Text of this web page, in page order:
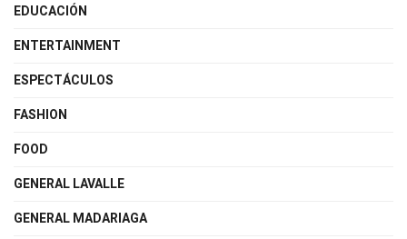
EDUCACIÓN
ENTERTAINMENT
ESPECTÁCULOS
FASHION
FOOD
GENERAL LAVALLE
GENERAL MADARIAGA